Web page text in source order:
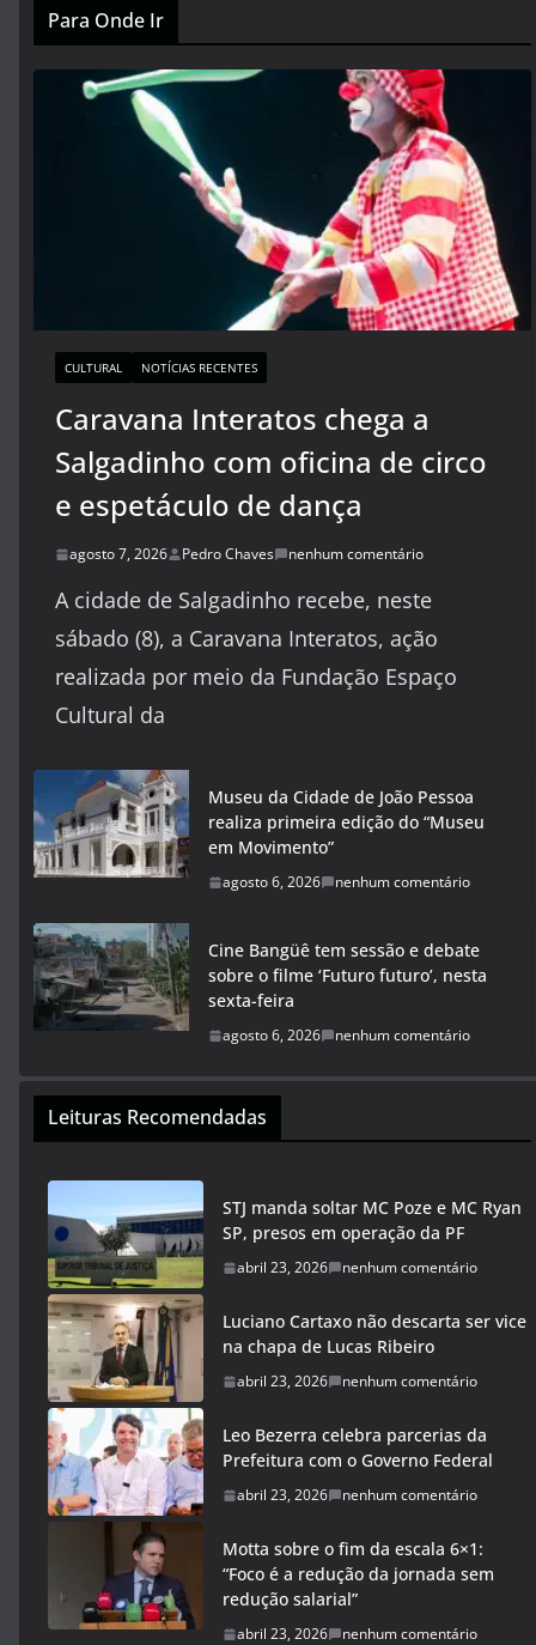
Para Onde Ir
CULTURAL NOTÍCIAS RECENTES
Caravana Interatos chega a
Salgadinho com oficina de circo
e espetáculo de dança
agosto 7, 2026 Pedro Chaves nenhum comentário
A cidade de Salgadinho recebe, neste
sábado (8), a Caravana Interatos, ação
realizada por meio da Fundação Espaço
Cultural da
Museu da Cidade de João Pessoa
realiza primeira edição do “Museu
em Movimento”
agosto 6, 2026 nenhum comentário
Cine Bangüê tem sessão e debate
sobre o filme ‘Futuro futuro’, nesta
sexta-feira
agosto 6, 2026 nenhum comentário
Leituras Recomendadas
STJ manda soltar MC Poze e MC Ryan
SP, presos em operação da PF
abril 23, 2026 nenhum comentário
Luciano Cartaxo não descarta ser vice
na chapa de Lucas Ribeiro
abril 23, 2026 nenhum comentário
Leo Bezerra celebra parcerias da
Prefeitura com o Governo Federal
abril 23, 2026 nenhum comentário
Motta sobre o fim da escala 6×1:
“Foco é a redução da jornada sem
redução salarial”
abril 23, 2026 nenhum comentário